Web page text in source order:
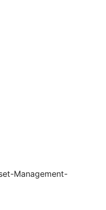
Management-